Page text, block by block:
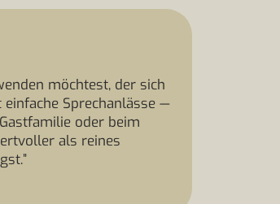
möchtest, der sich
Sprechanlässe —
oder beim
als reines